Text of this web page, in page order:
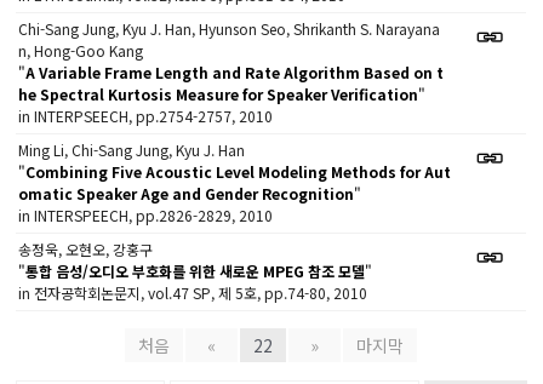
Chi-Sang Jung, Kyu J. Han, Hyunson Seo, Shrikanth S. Narayana
n, Hong-Goo Kang
"A Variable Frame Length and Rate Algorithm Based on t
he Spectral Kurtosis Measure for Speaker Verification"
in INTERPSEECH, pp.2754-2757, 2010
Ming Li, Chi-Sang Jung, Kyu J. Han
"Combining Five Acoustic Level Modeling Methods for Aut
omatic Speaker Age and Gender Recognition"
in INTERSPEECH, pp.2826-2829, 2010
송정욱, 오현오, 강홍구
"통합 음성/오디오 부호화를 위한 새로운 MPEG 참조 모델"
in 전자공학회논문지, vol.47 SP, 제 5호, pp.74-80, 2010
처음 « 22 » 마지막